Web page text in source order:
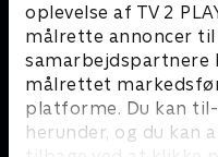
oplevelse af TV 2
målrette annoncer til
samarbejdspartnere
målrettet
platforme. Du kan
herunder, og du kan
Vuf vuf -
Børneserier • 1 sæsoner